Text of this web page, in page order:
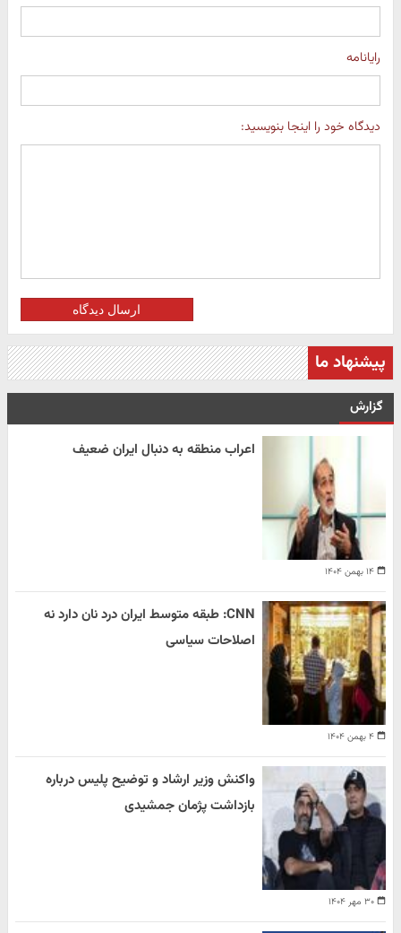
رایانامه
دیدگاه خود را اینجا بنویسید:
ارسال دیدگاه
پیشنهاد ما
گزارش
۱۴ بهمن ۱۴۰۴
اعراب منطقه به دنبال ایران ضعیف
۴ بهمن ۱۴۰۴
CNN: طبقه متوسط ایران درد نان دارد نه
اصلاحات سیاسی
۳۰ مهر ۱۴۰۴
واکنش وزیر ارشاد و توضیح پلیس درباره
بازداشت پژمان جمشیدی